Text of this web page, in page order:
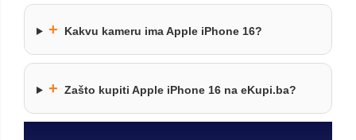
+ Kakvu kameru ima Apple iPhone 16?
+ Zašto kupiti Apple iPhone 16 na eKupi.ba?